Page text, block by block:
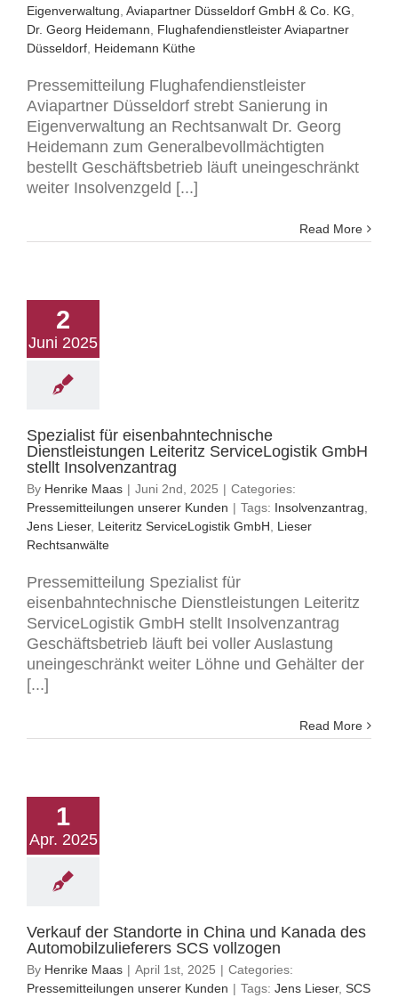
Eigenverwaltung Aviapartner Düsseldorf GmbH & Co. KG
Dr. Georg Heidemann
Flughafendienstleister Aviapartner
Düsseldorf Heidemann Küthe
Pressemitteilung Flughafendienstleister
Aviapartner Düsseldorf strebt Sanierung in
Eigenverwaltung an Rechtsanwalt Dr. Georg
Heidemann zum Generalbevollmächtigten
bestellt Geschäftsbetrieb läuft uneingeschränkt
weiter Insolvenzgeld [...]
Read More
2
Juni 2025
Spezialist für eisenbahntechnische
Dienstleistungen Leiteritz ServiceLogistik GmbH
stellt Insolvenzantrag
By Henrike Maas | Juni 2nd, 2025 | Categories:
Pressemitteilungen unserer Kunden | Tags: Insolvenzantrag
Jens Lieser, Leiteritz ServiceLogistik GmbH
Lieser
Rechtsanwälte
Pressemitteilung Spezialist für
eisenbahntechnische Dienstleistungen Leiteritz
ServiceLogistik GmbH stellt Insolvenzantrag
Geschäftsbetrieb läuft bei voller Auslastung
uneingeschränkt weiter Löhne und Gehälter der
[...]
Read More
1
Apr. 2025
Verkauf der Standorte in China und Kanada des
Automobilzulieferers SCS vollzogen
By Henrike Maas | April 1st, 2025 | Categories:
Pressemitteilungen unserer Kunden | Tags: Jens Lieser, SCS